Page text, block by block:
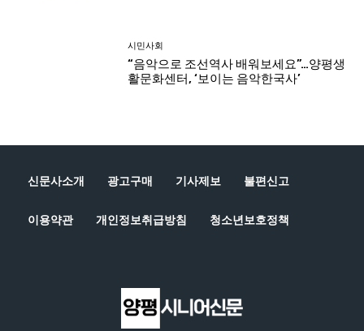
신문사소개 광고구매 기사제보 불편신고
이용약관 개인정보취급방침 청소년보호정책